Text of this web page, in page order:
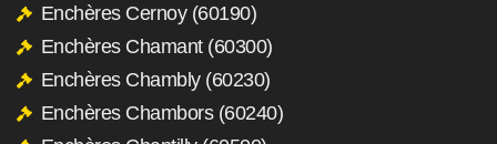
Enchères Cernoy (60190)
Enchères Chamant (60300)
Enchères Chambly (60230)
Enchères Chambors (60240)